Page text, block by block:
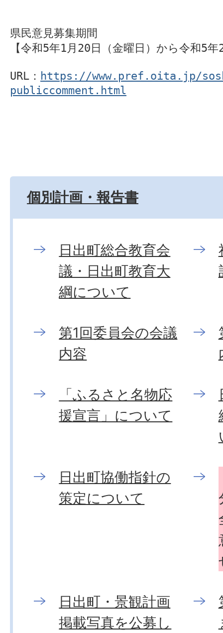
県民意見募集期間
【令和5年1月20日（金曜日）から令和5
URL： https://www.pref.oita.jp/
publiccomment.html
個別計画・報告書
日出町総合教育会
議・日出町教育大
綱について
第1回委員会の会議
内容
「ふるさと名物応
援宣言」について
日出町協働指針の
策定について
日出町・景観計画
掲載写真を公募し